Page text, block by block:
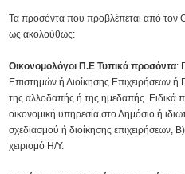
Τα προσόντα που προβλέπεται από τον
ως ακολούθως:
Οικονομολόγοι Π.Ε Τυπικά προσόντα:
Επιστημών ή Διοίκησης Επιχειρήσεων ή
της αλλοδαπής ή της ημεδαπής. Ειδικά
οικονομική υπηρεσία στο Δημόσιο ή
σχεδιασμού ή διοίκησης επιχειρήσεων,
χειρισμό Η/Υ.